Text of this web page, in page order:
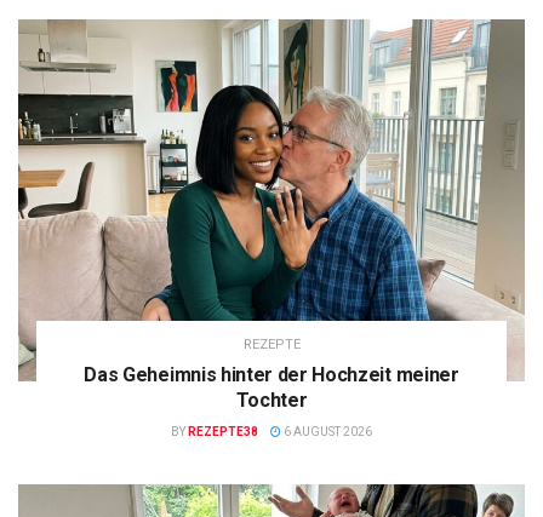
REZEPTE
Das Geheimnis hinter der Hochzeit meiner
Tochter
BY REZEPTE38 6 AUGUST 2026